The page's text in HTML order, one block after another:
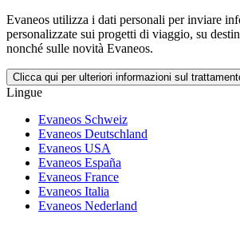
Evaneos utilizza i dati personali per inviare
personalizzate sui progetti di viaggio, su
nonché sulle novità Evaneos.
Clicca qui per ulteriori informazioni sul
Lingue
Evaneos Schweiz
Evaneos Deutschland
Evaneos USA
Evaneos España
Evaneos France
Evaneos Italia
Evaneos Nederland